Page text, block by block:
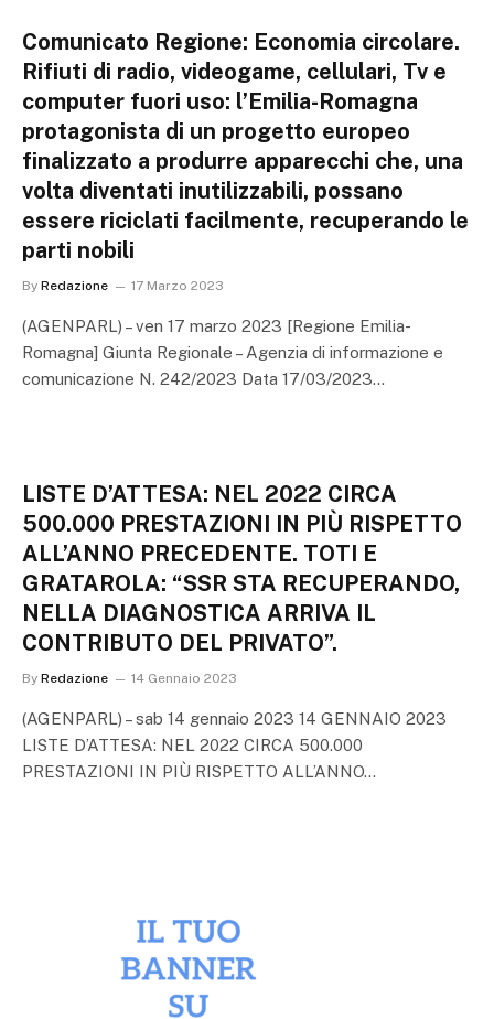
Comunicato Regione: Economia circolare.
Rifiuti di radio, videogame, cellulari, Tv e
computer fuori uso: l’Emilia-Romagna
protagonista di un progetto europeo
finalizzato a produrre apparecchi che, una
volta diventati inutilizzabili, possano
essere riciclati facilmente, recuperando le
parti nobili
By Redazione 17 Marzo 2023
(AGENPARL) – ven 17 marzo 2023 [Regione Emilia-
Romagna] Giunta Regionale – Agenzia di informazione e
comunicazione N. 242/2023 Data 17/03/2023…
LISTE D’ATTESA: NEL 2022 CIRCA
500.000 PRESTAZIONI IN PIÙ RISPETTO
ALL’ANNO PRECEDENTE. TOTI E
GRATAROLA: “SSR STA RECUPERANDO,
NELLA DIAGNOSTICA ARRIVA IL
CONTRIBUTO DEL PRIVATO”.
By Redazione 14 Gennaio 2023
(AGENPARL) – sab 14 gennaio 2023 14 GENNAIO 2023
LISTE D’ATTESA: NEL 2022 CIRCA 500.000
PRESTAZIONI IN PIÙ RISPETTO ALL’ANNO…